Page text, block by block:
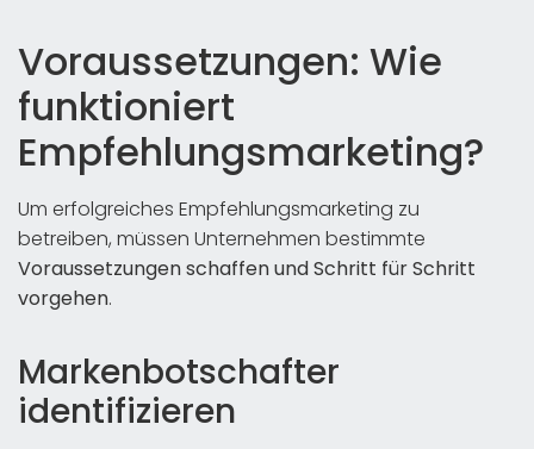
Voraussetzungen: Wie
funktioniert
Empfehlungsmarketing?
Um erfolgreiches Empfehlungsmarketing zu
betreiben, müssen Unternehmen bestimmte
Voraussetzungen schaffen und Schritt für Schritt
vorgehen.
Markenbotschafter
identifizieren